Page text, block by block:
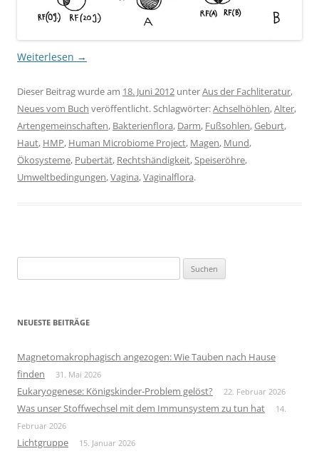
Weiterlesen →
Dieser Beitrag wurde am 18. Juni 2012 unterAus der Fachliteratur,
Neues vom Buch veröffentlicht. Schlagwörter:Achselhöhlen,Alter,
Artengemeinschaften, Bakterienflora, Darm, Fußsohlen,Geburt,
Haut, HMP, Human Microbiome Project, Magen, Mund,
Ökosysteme, Pubertät, Rechtshändigkeit,Speiseröhre,
Umweltbedingungen,Vagina,Vaginalflora.
nach:
NEUESTE BEITRÄGE
Magnetomakrophagisch angezogen: Wie Tauben nach Hause
finden
31. Mai 2026
Eukaryogenese: Königskinder-Problem gelöst? 22. Februar 2026
Was unser Stoffwechsel mit dem Immunsystem zu tun hat
14.
Februar 2026
Lichtgruppe 15. Januar 2026